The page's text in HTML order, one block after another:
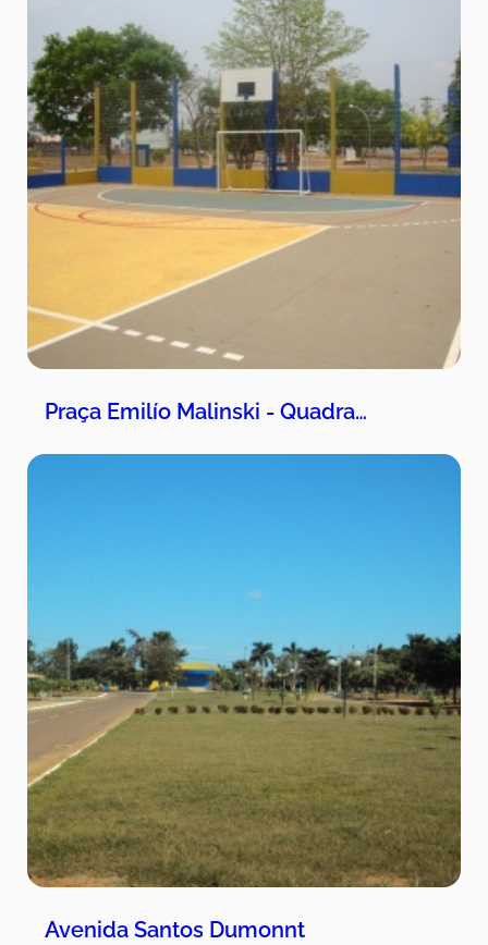
Praça Emilío Malinski - Quadra…
Avenida Santos Dumonnt